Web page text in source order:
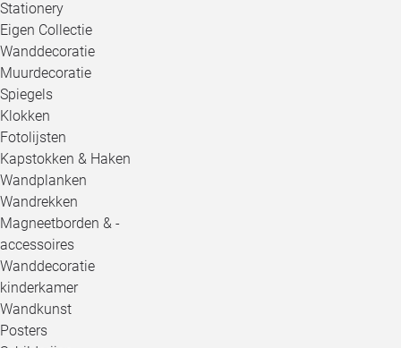
Stationery
Eigen Collectie
Wanddecoratie
Muurdecoratie
Spiegels
Klokken
Fotolijsten
Kapstokken & Haken
Wandplanken
Wandrekken
Magneetborden & -
accessoires
Wanddecoratie
kinderkamer
Wandkunst
Posters